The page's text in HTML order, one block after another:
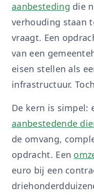
aanbesteding die
verhouding staan
vraagt. Een
van een
eisen stellen als
infrastructuur.
De kern is simpel:
aanbestedende
de omvang,
opdracht. Een
euro bij een